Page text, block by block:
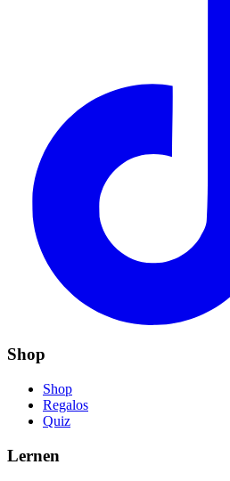
Shop
Shop
Regalos
Quiz
Lernen